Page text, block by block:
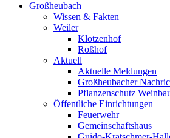
Großheubach
Wissen & Fakten
Weiler
Klotzenhof
Roßhof
Aktuell
Aktuelle Meldungen
Großheubacher
Pflanzenschutz
Öffentliche Einrichtungen
Feuerwehr
Gemeinschaftshaus